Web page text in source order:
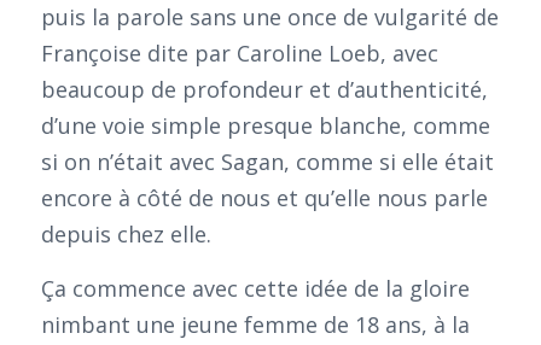
puis la parole sans une once de vulgarité de
Françoise dite par Caroline Loeb, avec
beaucoup de profondeur et d’authenticité,
d’une voie simple presque blanche, comme
si on n’était avec Sagan, comme si elle était
encore à côté de nous et qu’elle nous parle
depuis chez elle.
Ça commence avec cette idée de la gloire
nimbant une jeune femme de 18 ans, à la